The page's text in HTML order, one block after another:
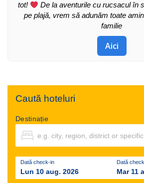
tot!
De la aventurile cu rucsacul în
pe plajă, vrem să adunăm toate
familie
Aici
Caută hoteluri
Destinație
Dată check-in
Lun 10 aug. 2026
Dată
Mar 11